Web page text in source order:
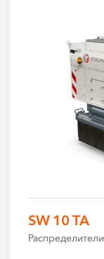
SW 10 TA